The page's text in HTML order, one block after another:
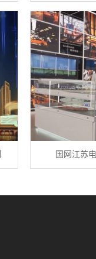
国网江苏